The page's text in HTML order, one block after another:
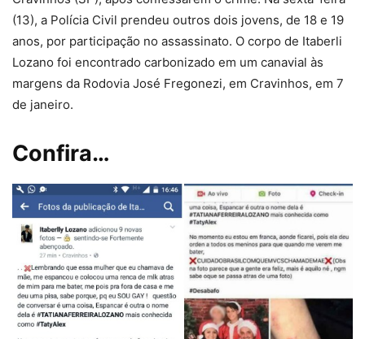
(13), a Polícia Civil prendeu outros dois jovens, de 18 e 19
anos, por participação no assassinato. O corpo de Itaberli
Lozano foi encontrado carbonizado em um canavial às
margens da Rodovia José Fregonezi, em Cravinhos, em 7
de janeiro.
Confira…